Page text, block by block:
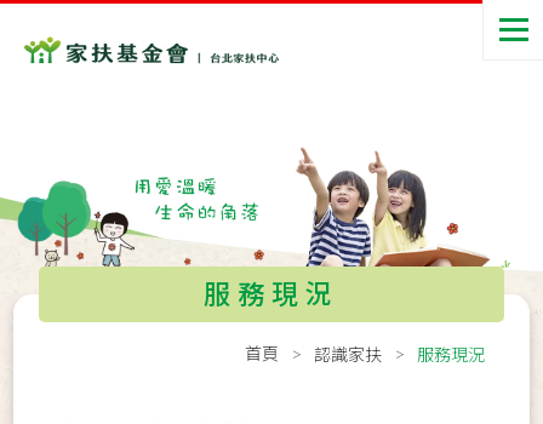
服務現況
首頁 認識家扶 服務現況